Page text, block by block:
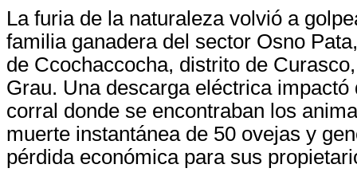
La furia de la naturaleza volvió a
familia ganadera del sector Osno
de Ccochaccocha, distrito de
Grau. Una descarga eléctrica impactó
corral donde se encontraban los
muerte instantánea de 50 ovejas y
pérdida económica para sus